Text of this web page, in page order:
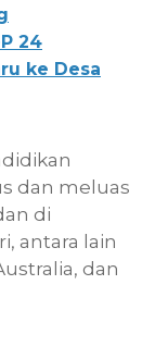
24
ke Desa
dan meluas
di
antara lain
dan